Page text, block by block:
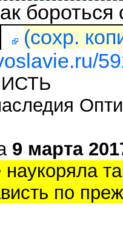
бороться
(сохр.
9 марта
по